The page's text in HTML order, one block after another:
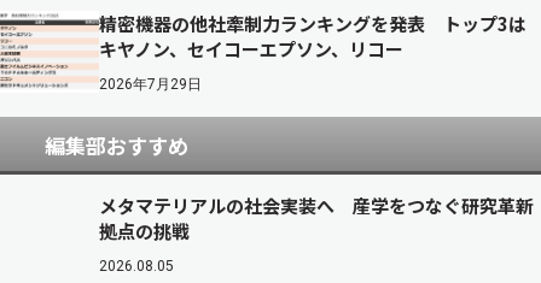
精密機器の他社牽制力ランキングを発表 トップ3は
キヤノン、セイコーエプソン、リコー
2026年7月29日
編集部おすすめ
メタマテリアルの社会実装へ 産学をつなぐ研究革新
拠点の挑戦
2026.08.05